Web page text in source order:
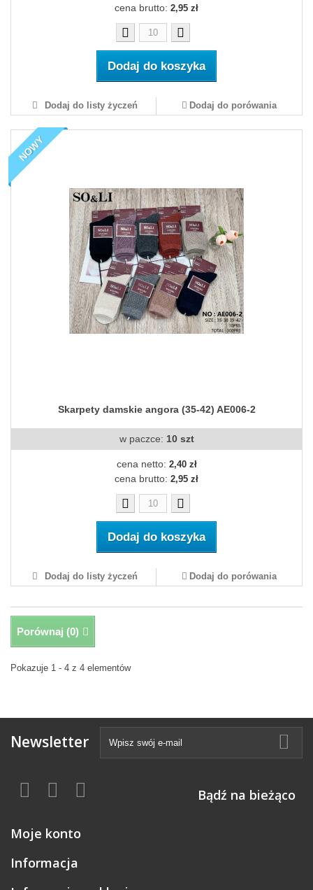
cena brutto: 2,95 zł
Dodaj do koszyka
Dodaj do listy życzeń Dodaj do porówania
NOWY
Skarpety damskie angora (35-42) AE006-2
w paczce: 10 szt
cena netto: 2,40 zł
cena brutto: 2,95 zł
Dodaj do koszyka
Dodaj do listy życzeń Dodaj do porówania
Porównaj (0)
Pokazuje 1 - 4 z 4 elementów
Newsletter
Bądź na bieżąco
Moje konto
Informacja